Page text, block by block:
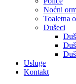
Noćni
Toaletna
Dušeci
Usluge
Kontakt